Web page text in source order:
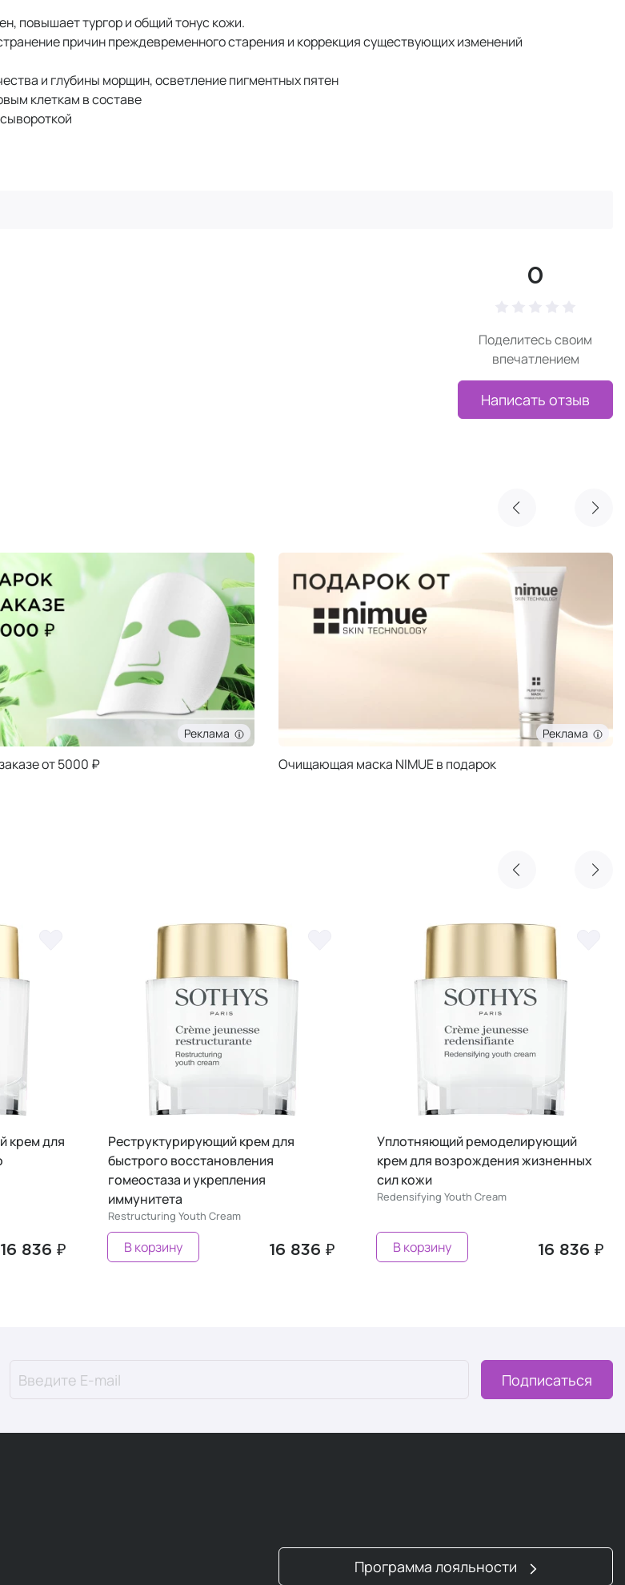
повышает тургор и общий тонус кожи.
причин преждевременного старения и коррекция существующих изменений
и глубины морщин, осветление пигментных пятен
клеткам в составе
0
Поделитесь своим
впечатлением
Написать отзыв
Реклама
от 5000 ₽
Реклама
Очищающая маска NIMUE в подарок
16 836 ₽
Уплотняющий ремоделирующий
крем для возрождения жизненных
сил кожи
Redensifying Youth Cream
16 836 ₽
В корзину
Омолаживающая сыворотка для
выравнивания рельефа кожи
(эффект лазерной и LED-терапии)
Unifying Youth Serum
20 252 ₽
Предзаказ
Подписаться
Программа лояльности